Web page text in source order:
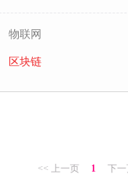
物联网
区块链
<< 上一页 1 下